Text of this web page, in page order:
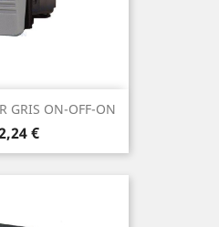
GRIS ON-OFF-ON
€